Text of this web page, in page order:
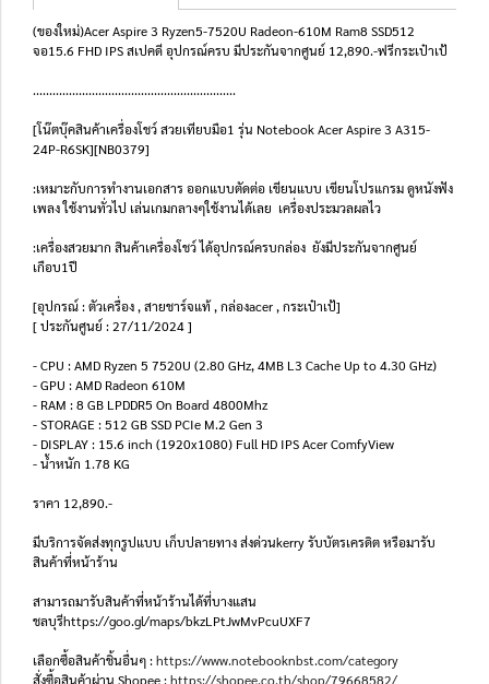
(ของใหม่)Acer Aspire 3 Ryzen5-7520U Radeon-610M Ram8 SSD512
จอ15.6 FHD IPS สเปคดี อุปกรณ์ครบ มีประกันจากศูนย์ 12,890.-ฟรีกระเป๋าเป้
..............................................................
[โน๊ตบุ๊คสินค้าเครื่องโชว์ สวยเทียบมือ1 รุ่น Notebook Acer Aspire 3 A315-
24P-R6SK][NB0379]
:เหมาะกับการทำงานเอกสาร ออกแบบตัดต่อ เขียนแบบ เขียนโปรแกรม ดูหนังฟัง
เพลง ใช้งานทั่วไป เล่นเกมกลางๆใช้งานได้เลย เครื่องประมวลผลไว
:เครื่องสวยมาก สินค้าเครื่องโชว์ ได้อุปกรณ์ครบกล่อง ยังมีประกันจากศูนย์
เกือบ1ปี
[อุปกรณ์ : ตัวเครื่อง , สายชาร์จแท้ , กล่องacer , กระเป๋าเป้]
[ ประกันศูนย์ : 27/11/2024 ]
- CPU : AMD Ryzen 5 7520U (2.80 GHz, 4MB L3 Cache Up to 4.30 GHz)
- GPU : AMD Radeon 610M
- RAM : 8 GB LPDDR5 On Board 4800Mhz
- STORAGE : 512 GB SSD PCIe M.2 Gen 3
- DISPLAY : 15.6 inch (1920x1080) Full HD IPS Acer ComfyView
- น้ำหนัก 1.78 KG
ราคา 12,890.-
มีบริการจัดส่งทุกรูปแบบ เก็บปลายทาง ส่งด่วนkerry รับบัตรเครดิต หรือมารับ
สินค้าที่หน้าร้าน
สามารถมารับสินค้าที่หน้าร้านได้ที่บางแสน
ชลบุรีhttps://goo.gl/maps/bkzLPtJwMvPcuUXF7
เลือกซื้อสินค้าชิ้นอื่นๆ :https://www.notebooknbst.com/category
สั่งซื้อสินค้าผ่าน Shopee :https://shopee.co.th/shop/79668582/